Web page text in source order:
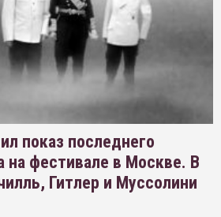
показ последнего
на фестивале в Москве. В
Гитлер и Муссолини